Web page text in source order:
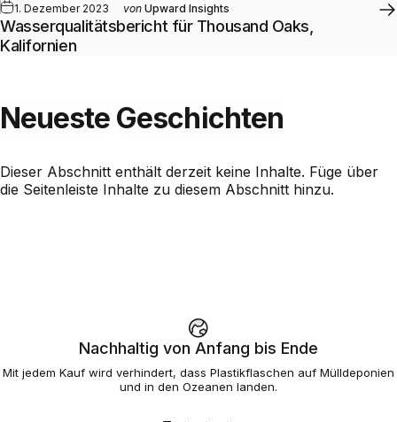
1. Dezember 2023 von Upward Insights
Wasserqualitätsbericht für Thousand Oaks,
Kalifornien
Neueste Geschichten
Dieser Abschnitt enthält derzeit keine Inhalte. Füge über
die Seitenleiste Inhalte zu diesem Abschnitt hinzu.
Nachhaltig von Anfang bis Ende
Mit jedem Kauf wird verhindert, dass Plastikflaschen auf Mülldeponien
und in den Ozeanen landen.